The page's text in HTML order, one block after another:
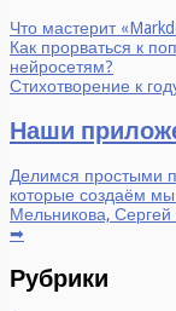
Что мастерит
Как прорваться к
нейросетям?
Стихотворение к
Наши
Делимся простыми
которые создаём
Мельникова,
➡
Рубрики